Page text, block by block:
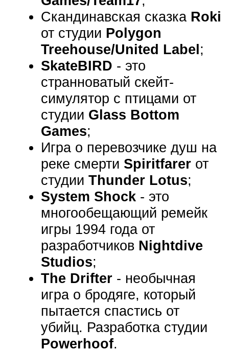
Скандинавская сказка Roki
от студии Polygon
Treehouse/United Label;
SkateBIRD - это
странноватый скейт-
симулятор с птицами от
студии Glass Bottom
Games;
Игра о перевозчике душ на
реке смерти Spiritfarerот
студии Thunder Lotus;
System Shock- это
многообещающий ремейк
игры 1994 года от
разработчиков Nightdive
Studios;
The Drifter- необычная
игра о бродяге, который
пытается спастись от
убийц. Разработка студии
Powerhoof.